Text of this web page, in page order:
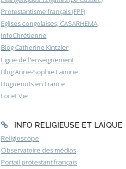
Protestantisme français (FPF)
Eglises congolaises, CASARHEMA
InfoChrétienne
Blog Catherine Kintzler
Ligue de l'enseignement
Blog Anne-Sophie Lamine
Huguenots en France
Foi et Vie
INFO RELIGIEUSE ET LAÏQUE
Religioscope
Observatoire des médias
Portail protestant français